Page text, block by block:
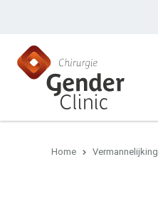
Home Vermannelijking